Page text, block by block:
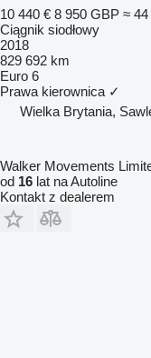
10 440 € 8 950 GBP ≈ 44
Ciągnik siodłowy
2018
829 692 km
Euro 6
Prawa kierownica ✓
Wielka Brytania,
Walker Movements
od 16 lat na Autoline
Kontakt z dealerem